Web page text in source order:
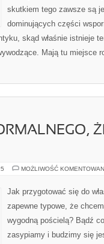
skutkiem tego zawsze są
dominujących części
skąd właśnie istnieje
Mają tu miejsce
MOŻLIWOŚĆ
Jak przygotować się do
zapewne typowe, że
wygodną pościelą? Bądź
zasypiamy i budzimy się